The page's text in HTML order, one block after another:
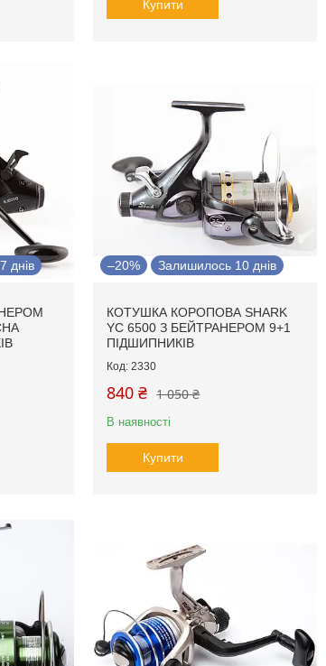
Купити
днів –20% Залишилось 10 днів
КОТУШКА КОРОПОВА SHARK
YC 6500 З БЕЙТРАНЕРОМ 9+1
ПІДШИПНИКІВ
2330
1 050 ₴
840 ₴
В наявності
Купити